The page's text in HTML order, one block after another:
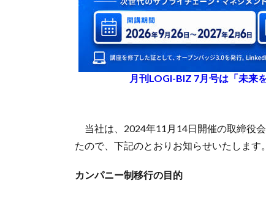
月刊LOGI-BIZ 7月号は「未来
当社は、2024年11月14日開催の取締役
たので、下記のとおりお知らせいたします。
カンパニー制移行の目的